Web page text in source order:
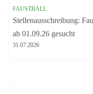
FAUSTBALL
Stellenausschreibung:
ab 01.09.26 gesucht
31.07.2026